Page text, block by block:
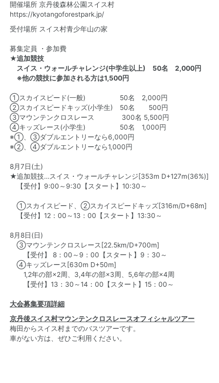
開催場所 京丹後森林公園スイス村
https://kyotangoforestpark.jp/
受付場所 スイス村青少年山の家
募集定員 ・参加費
★追加競技
スイス・ウォールチャレンジ(中学生以上) 50名 2,000円
※他の競技に参加される方は1,500円
①スカイスピード(一般) 50名 2,000円
②スカイスピードキッズ(小学生) 50名 500円
③マウンテンクロスレース 300名 5,500円
④キッズレース(小学生) 50名 1,000円
※①、③ダブルエントリーなら6,000円
※②、④ダブルエントリーなら1,000円
8月7日(土)
★追加競技…スイス・ウォールチャレンジ[353m D+127m(36%)]
【受付】9:00～9:30【スタート】10:30～
①スカイスピード、②スカイスピードキッズ[316m/D+68m]
【受付】12：00～13：00【スタート】13:30～
8月8日(日)
③マウンテンクロスレース[22.5km/D+700m]
【受付】 8：00～9：00【スタート】9：30～
④キッズレース[630m D+50m]
1,2年の部×2周、3,4年の部×3周、5,6年の部×4周
【受付】13：30～14：00【スタート】15：00～
大会募集要項詳細
京丹後スイス村マウンテンクロスレースオフィシャルツアー
梅田からスイス村までのバスツアーです。
車がない方は、ぜひご利用ください。